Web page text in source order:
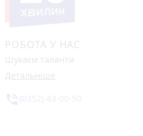
РОБОТА У НАС
Шукаєм таланти
Детальніше